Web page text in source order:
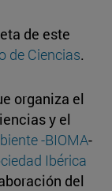
de este
de Ciencias.
organiza el
y el
-BIOMA-
Ibérica
del